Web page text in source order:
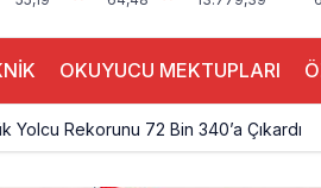
OKUYUCU MEKTUPLARI
Yolcu Rekorunu 72 Bin 340’a Çıkardı